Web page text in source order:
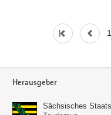
Herausgeber
Sächsisches